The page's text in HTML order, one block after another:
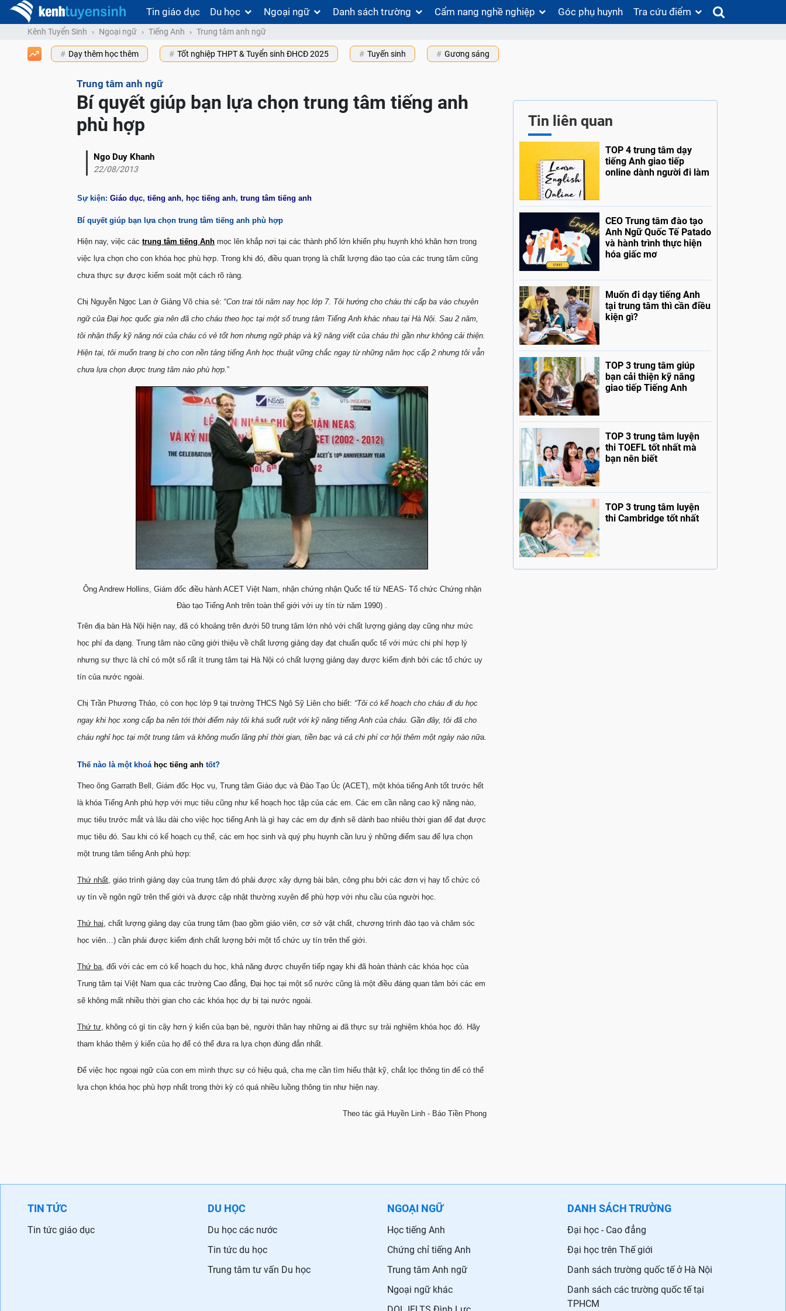
Tin giáo dục Du học Ngoại ngữ Danh sách trường Cẩm nang nghề nghiệp Góc phụ huynh Tra cứu điểm
Kênh Tuyển Sinh Ngoại ngữ Tiếng Anh Trung tâm anh ngữ
Dạy thêm học thêm Tốt nghiệp THPT & Tuyển sinh ĐHCĐ 2025 Tuyến sinh Gương sáng
Trung tâm anh ngữ
Bí quyết giúp bạn lựa chọn trung tâm tiếng anh
phù hợp
Ngo Duy Khanh
22/08/2013
Sự kiện: Giáo dục, tiếng anh, học tiếng anh, trung tâm tiếng anh
Bí quyết giúp bạn lựa chọn trung tâm tiếng anh phù hợp
Hiện nay, việc các trung tâm tiếng Anh mọc lên khắp nơi tại các thành phố lớn khiến phụ huynh khó khăn hơn trong
việc lựa chọn cho con khóa học phù hợp. Trong khi đó, điều quan trọng là chất lượng đào tạo của các trung tâm cũng
chưa thực sự được kiểm soát một cách rõ ràng.
Chị Nguyễn Ngọc Lan ở Giảng Võ chia sẻ: “Con trai tôi năm nay học lớp 7. Tôi hướng cho cháu thi cấp ba vào chuyên
ngữ của Đại học quốc gia nên đã cho cháu theo học tại một số trung tâm Tiếng Anh khác nhau tại Hà Nội. Sau 2 năm,
tôi nhận thấy kỹ năng nói của cháu có vẻ tốt hơn nhưng ngữ pháp và kỹ năng viết của cháu thì gần như không cải thiện.
Hiện tại, tôi muốn trang bị cho con nền tảng tiếng Anh học thuật vững chắc ngay từ những năm học cấp 2 nhưng tôi vẫn
chưa lựa chọn được trung tâm nào phù hợp.”
Ông Andrew Hollins, Giám đốc điều hành ACET Việt Nam, nhận chứng nhận Quốc tế từ NEAS- Tổ chức Chứng nhận
Đào tạo Tiếng Anh trên toàn thế giới với uy tín từ năm 1990) .
Trên địa bàn Hà Nội hiện nay, đã có khoảng trên đưới 50 trung tâm lớn nhỏ với chất lượng giảng dạy cũng như mức
học phí đa dạng. Trung tâm nào cũng giới thiệu về chất lượng giảng dạy đạt chuẩn quốc tế với mức chi phí hợp lý
nhưng sự thực là chỉ có một số rất ít trung tâm tại Hà Nội có chất lượng giảng dạy được kiểm định bởi các tổ chức uy
tín của nước ngoài.
Chị Trần Phương Thảo, có con học lớp 9 tại trường THCS Ngô Sỹ Liên cho biết: “Tôi có kế hoạch cho cháu đi du học
ngay khi học xong cấp ba nên tới thời điểm này tôi khá suốt ruột với kỹ năng tiếng Anh của cháu. Gần đây, tôi đã cho
cháu nghỉ học tại một trung tâm và không muốn lãng phí thời gian, tiền bạc và cả chi phí cơ hội thêm một ngày nào nữa.
Thế nào là một khoá học tiếng anh tốt?
Theo ông Garrath Bell, Giám đốc Học vụ, Trung tâm Giáo dục và Đào Tạo Úc (ACET), một khóa tiếng Anh tốt trước hết
là khóa Tiếng Anh phù hợp với mục tiêu cũng như kế hoạch học tập của các em. Các em cần nâng cao kỹ năng nào,
mục tiêu trước mắt và lâu dài cho việc học tiếng Anh là gì hay các em dự định sẽ dành bao nhiêu thời gian để đạt được
mục tiêu đó. Sau khi có kế hoạch cụ thể, các em học sinh và quý phụ huynh cần lưu ý những điểm sau để lựa chọn
một trung tâm tiếng Anh phù hợp:
Thứ nhất , giáo trình giảng dạy của trung tâm đó phải được xây dựng bài bản, công phu bởi các đơn vị hay tổ chức có
uy tín về ngôn ngữ trên thế giới và được cập nhật thường xuyên để phù hợp với nhu cầu của người học.
Thứ hai , chất lượng giảng dạy của trung tâm (bao gồm giáo viên, cơ sở vật chất, chương trình đào tạo và chăm sóc
học viên…) cần phải được kiểm định chất lượng bởi một tổ chức uy tín trên thế giới.
Thứ ba , đối với các em có kế hoạch du học, khả năng được chuyển tiếp ngay khi đã hoàn thành các khóa học của
Trung tâm tại Việt Nam qua các trường Cao đẳng, Đại học tại một số nước cũng là một điều đáng quan tâm bởi các em
sẽ không mất nhiều thời gian cho các khóa học dự bị tại nước ngoài.
Thứ tư , không có gì tin cậy hơn ý kiến của bạn bè, người thân hay những ai đã thực sự trải nghiệm khóa học đó. Hãy
tham khảo thêm ý kiến của họ để có thể đưa ra lựa chọn đúng đắn nhất.
Để việc học ngoại ngữ của con em mình thực sự có hiệu quả, cha mẹ cần tìm hiểu thật kỹ, chắt lọc thông tin để có thể
lựa chọn khóa học phù hợp nhất trong thời kỳ có quá nhiều luồng thông tin như hiện nay.
Theo tác giả Huyền Linh - Báo Tiền Phong
Tin liên quan
TOP 4 trung tâm dạy
tiếng Anh giao tiếp
online dành người đi làm
CEO Trung tâm đào tạo
Anh Ngữ Quốc Tế Patado
và hành trình thực hiện
hóa giấc mơ
Muốn đi dạy tiếng Anh
tại trung tâm thì cần điều
kiện gì?
TOP 3 trung tâm giúp
bạn cải thiện kỹ năng
giao tiếp Tiếng Anh
TOP 3 trung tâm luyện
thi TOEFL tốt nhất mà
bạn nên biết
TOP 3 trung tâm luyện
thi Cambridge tốt nhất
TIN TỨC
Tin tức giáo dục
DU HỌC
Du học các nước
Tin tức du học
Trung tâm tư vấn Du học
NGOẠI NGỮ
Học tiếng Anh
Chứng chỉ tiếng Anh
Trung tâm Anh ngữ
Ngoại ngữ khác
DANH SÁCH TRƯỜNG
Đại học - Cao đẳng
Đại học trên Thế giới
Danh sách trường quốc tế ở Hà Nội
Danh sách các trường quốc tế tại
TPHCM